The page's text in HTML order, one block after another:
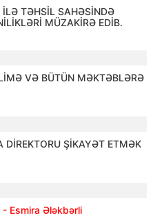
İLƏ TƏHSİL SAHƏSİNDƏ
MÜZAKİRƏ EDİB.
VƏ BÜTÜN MƏKTƏBLƏRƏ
ŞİKAYƏT ETMƏK
- Esmira Ələkbərli